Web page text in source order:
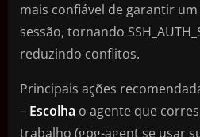
mais confiável de garantir
sessão, tornando
reduzindo conflitos.
Principais ações
– Escolha o agente que
trabalho (gpg-agent se usar